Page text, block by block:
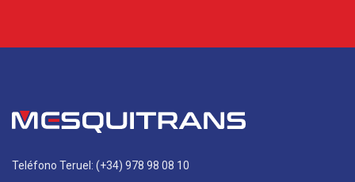
Teléfono Teruel: (+34) 978 98 08 10